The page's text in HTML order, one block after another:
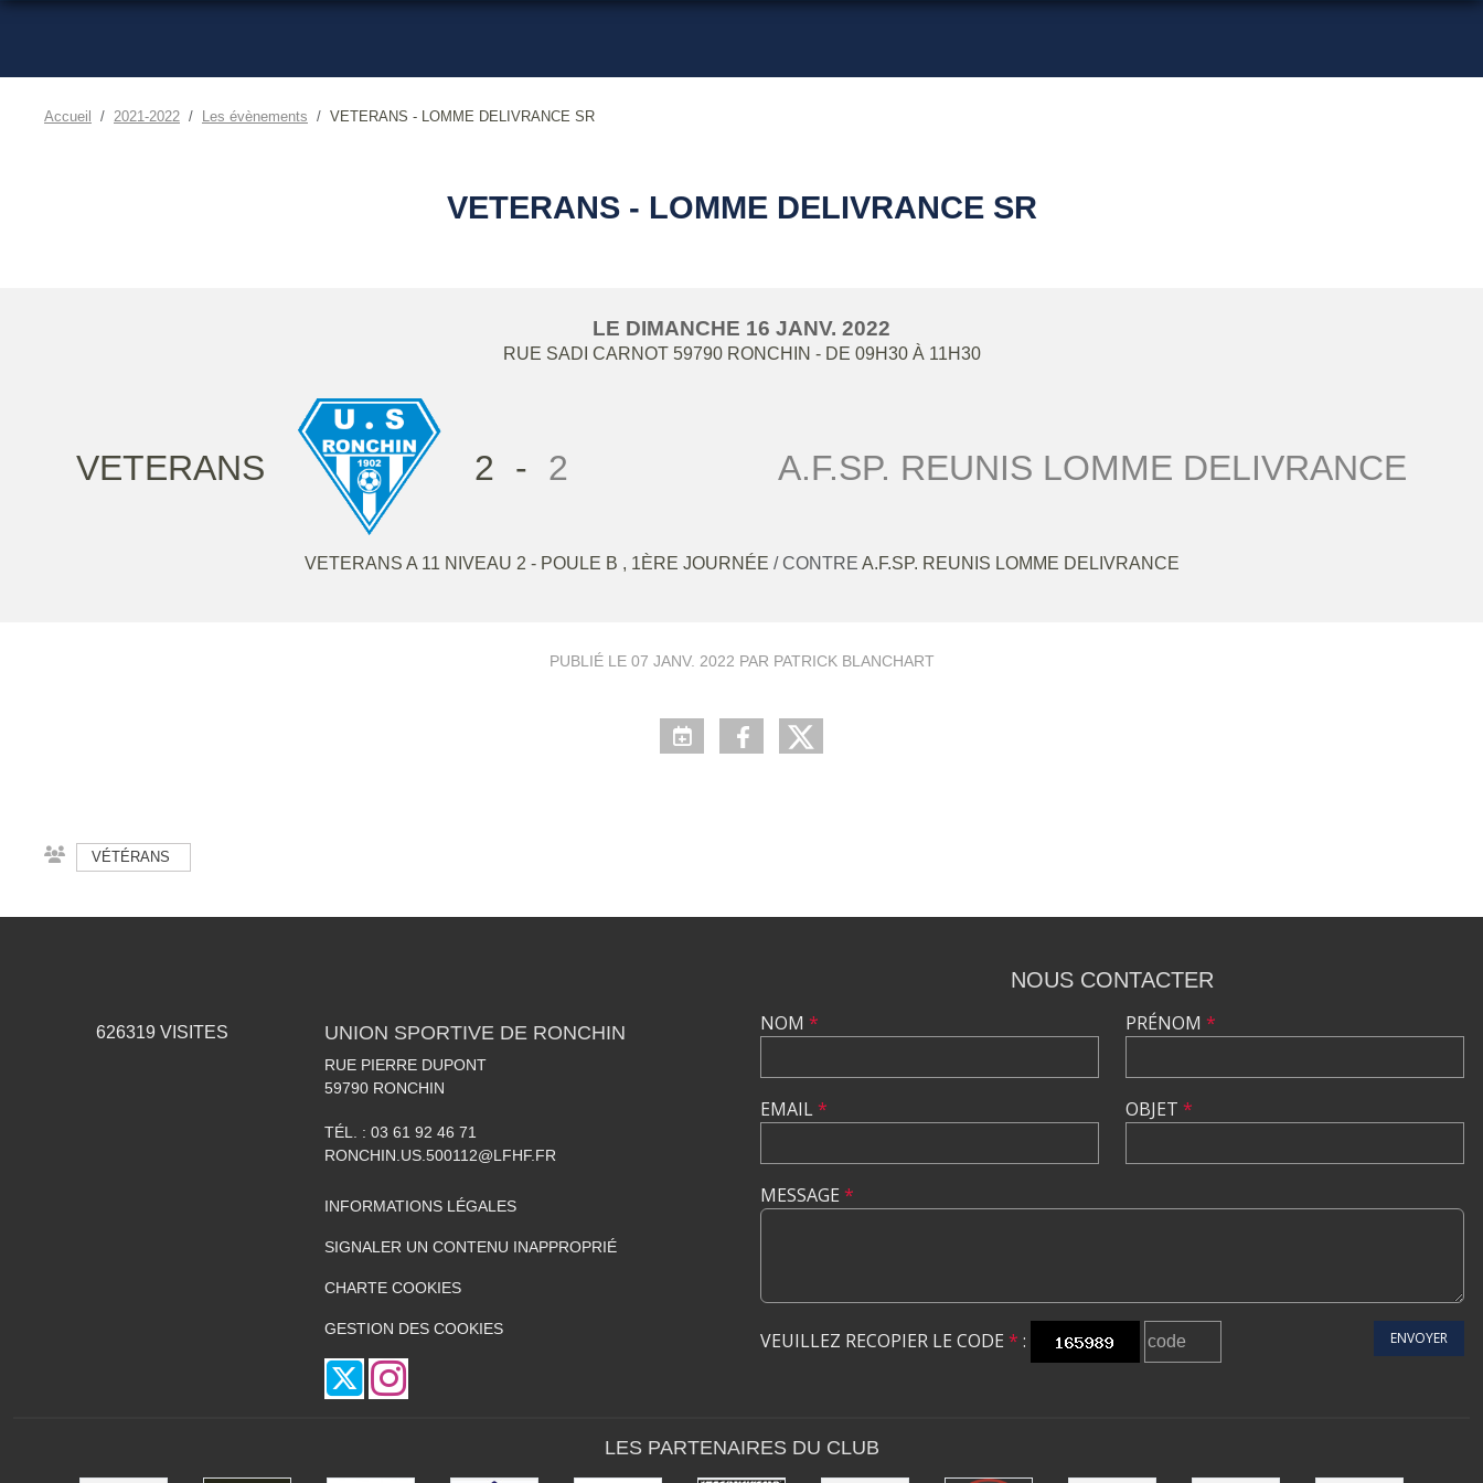
Accueil 2021-2022 Les évènements VETERANS - LOMME DELIVRANCE SR
VETERANS - LOMME DELIVRANCE SR
LE DIMANCHE 16 JANV. 2022
RUE SADI CARNOT 59790 RONCHIN - DE 09H30 À 11H30
VETERANS 2 - 2 A.F.SP. REUNIS LOMME DELIVRANCE
VETERANS A 11 NIVEAU 2 - POULE B , 1ÈRE JOURNÉE / CONTRE A.F.SP. REUNIS LOMME DELIVRANCE
PUBLIÉ LE 07 JANV. 2022 PAR PATRICK BLANCHART
VÉTÉRANS
626319 VISITES UNION SPORTIVE DE RONCHIN
RUE PIERRE DUPONT
59790 RONCHIN
TÉL. : 03 61 92 46 71
RONCHIN.US.500112@LFHF.FR
INFORMATIONS LÉGALES
SIGNALER UN CONTENU INAPPROPRIÉ
CHARTE COOKIES
GESTION DES COOKIES
NOUS CONTACTER
NOM *
EMAIL*
PRÉNOM *
OBJET *
MESSAGE *
VEUILLEZ RECOPIER LE CODE * : ENVOYER
LES PARTENAIRES DU CLUB